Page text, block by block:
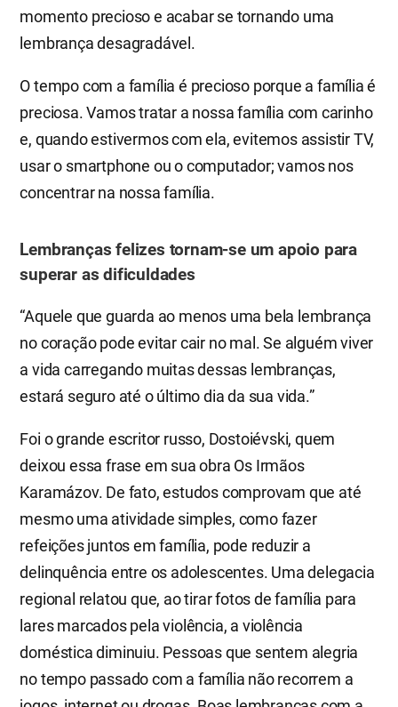
momento precioso e acabar se tornando uma
lembrança desagradável.
O tempo com a família é precioso porque a família é
preciosa. Vamos tratar a nossa família com carinho
e, quando estivermos com ela, evitemos assistir TV,
usar o smartphone ou o computador; vamos nos
concentrar na nossa família.
Lembranças felizes tornam-se um apoio para
superar as dificuldades
“Aquele que guarda ao menos uma bela lembrança
no coração pode evitar cair no mal. Se alguém viver
a vida carregando muitas dessas lembranças,
estará seguro até o último dia da sua vida.”
Foi o grande escritor russo, Dostoiévski, quem
deixou essa frase em sua obra Os Irmãos
Karamázov. De fato, estudos comprovam que até
mesmo uma atividade simples, como fazer
refeições juntos em família, pode reduzir a
delinquência entre os adolescentes. Uma delegacia
regional relatou que, ao tirar fotos de família para
lares marcados pela violência, a violência
doméstica diminuiu. Pessoas que sentem alegria
no tempo passado com a família não recorrem a